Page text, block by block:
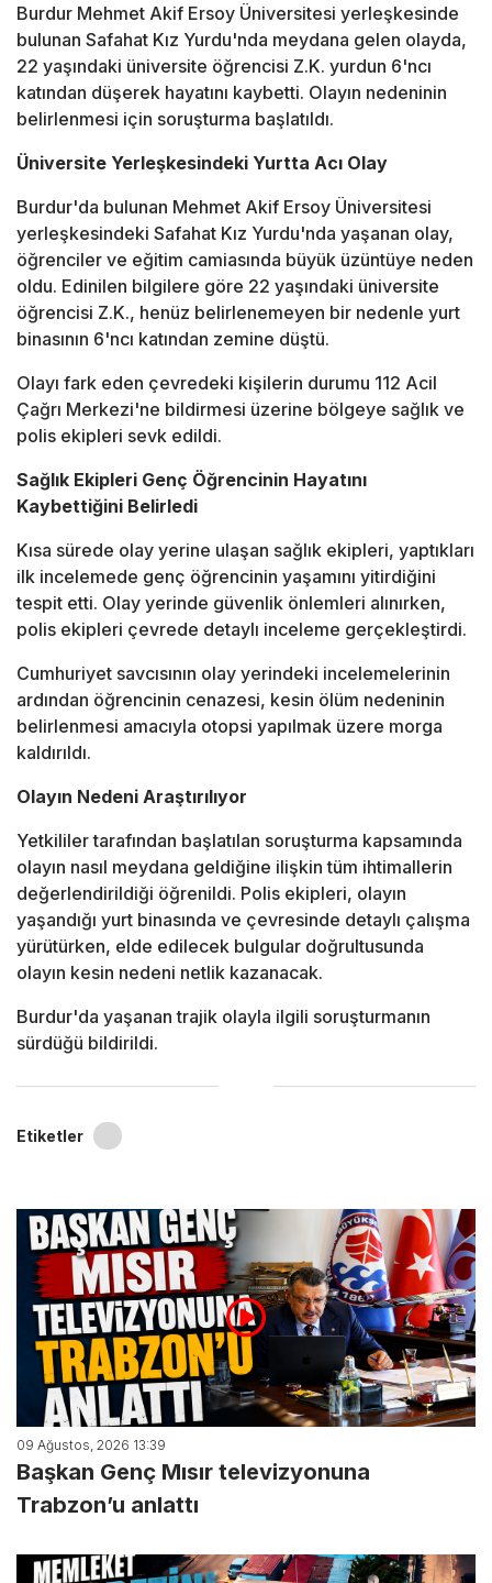
Burdur Mehmet Akif Ersoy Üniversitesi yerleşkesinde
bulunan Safahat Kız Yurdu'nda meydana gelen olayda,
22 yaşındaki üniversite öğrencisi Z.K. yurdun 6'ncı
katından düşerek hayatını kaybetti. Olayın nedeninin
belirlenmesi için soruşturma başlatıldı.
Üniversite Yerleşkesindeki Yurtta Acı Olay
Burdur'da bulunan Mehmet Akif Ersoy Üniversitesi
yerleşkesindeki Safahat Kız Yurdu'nda yaşanan olay,
öğrenciler ve eğitim camiasında büyük üzüntüye neden
oldu. Edinilen bilgilere göre 22 yaşındaki üniversite
öğrencisi Z.K., henüz belirlenemeyen bir nedenle yurt
binasının 6'ncı katından zemine düştü.
Olayı fark eden çevredeki kişilerin durumu 112 Acil
Çağrı Merkezi'ne bildirmesi üzerine bölgeye sağlık ve
polis ekipleri sevk edildi.
Sağlık Ekipleri Genç Öğrencinin Hayatını
Kaybettiğini Belirledi
Kısa sürede olay yerine ulaşan sağlık ekipleri, yaptıkları
ilk incelemede genç öğrencinin yaşamını yitirdiğini
tespit etti. Olay yerinde güvenlik önlemleri alınırken,
polis ekipleri çevrede detaylı inceleme gerçekleştirdi.
Cumhuriyet savcısının olay yerindeki incelemelerinin
ardından öğrencinin cenazesi, kesin ölüm nedeninin
belirlenmesi amacıyla otopsi yapılmak üzere morga
kaldırıldı.
Olayın Nedeni Araştırılıyor
Yetkililer tarafından başlatılan soruşturma kapsamında
olayın nasıl meydana geldiğine ilişkin tüm ihtimallerin
değerlendirildiği öğrenildi. Polis ekipleri, olayın
yaşandığı yurt binasında ve çevresinde detaylı çalışma
yürütürken, elde edilecek bulgular doğrultusunda
olayın kesin nedeni netlik kazanacak.
Burdur'da yaşanan trajik olayla ilgili soruşturmanın
sürdüğü bildirildi.
Etiketler
09 Ağustos, 2026 13:39
Başkan Genç Mısır televizyonuna
Trabzon’u anlattı